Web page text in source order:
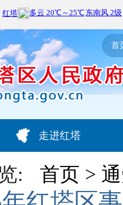
首
走进红塔
: 首页 >